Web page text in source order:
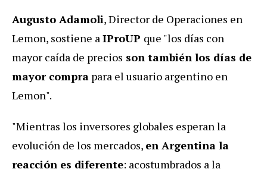
Augusto Adamoli, Director de Operaciones en
Lemon, sostiene aIProUP que "los días con
mayor caída de precios son también los días de
mayor compra para el usuario argentino en
Lemon".
"Mientras los inversores globales esperan la
evolución de los mercados, en Argentina la
reacción es diferente: acostumbrados a la